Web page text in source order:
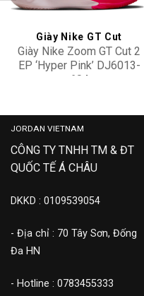
Giày Nike GT Cut
Giày Nike Zoom GT Cut 2
EP ‘Hyper Pink’ DJ6013-
604
JORDAN VIETNAM
CÔNG TY TNHH TM & ĐT
QUỐC TẾ Á CHÂU
DKKD : 0109539054
- Địa chỉ : 70 Tây Sơn, Đống
Đa HN
- Hotline : 0783455333